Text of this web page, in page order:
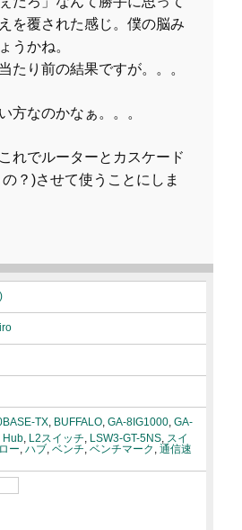
を覆された感じ。僕の脳み
うかね。
たり前の結果ですが。。。
方なのかなぁ。。。
れでルーターとカスケード
？)させて使うことにしま
TX, BUFFALO, GA-8IG1000, GA-
Hub, L2スイッチ LSW3-GT-5NS, スイ
ー ハブ, ベンチ ベンチマーク 通信速